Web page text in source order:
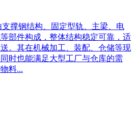
撑钢结构、固定型轨、主梁、电
部件构成，整体结构稳定可靠，适
。其在机械加工、装配、仓储等现
时也能满足大型工厂与仓库的需
料...